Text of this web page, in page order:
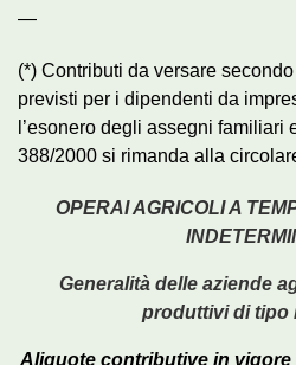
—
(*) Contributi da versare
previsti per i dipendenti da
l’esonero degli assegni familiari
388/2000 si rimanda alla
OPERAI AGRICOLI A
Generalità delle aziende
produttivi di tipo
Aliquote contributive in vigore